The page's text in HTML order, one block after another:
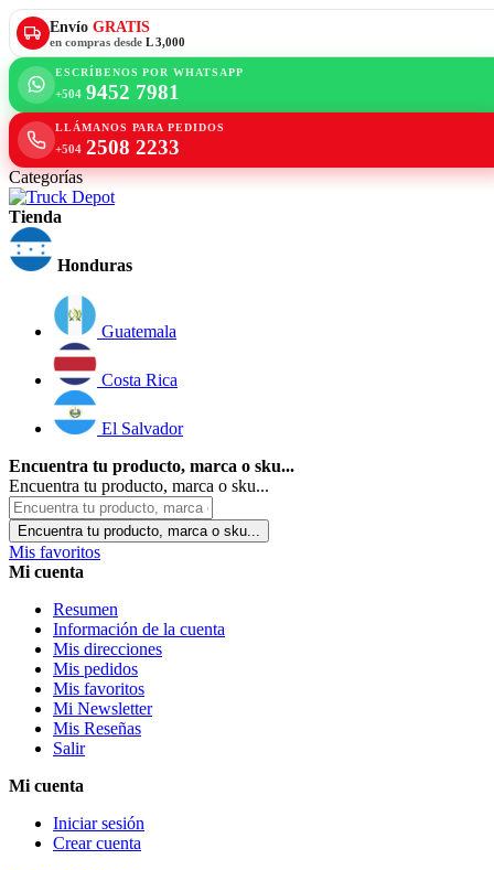
Envío GRATIS
en compras desde L 3,000
ESCRÍBENOS POR WHATSAPP
+504 9452 7981
LLÁMANOS PARA PEDIDOS
+504 2508 2233
Categorías
Tienda
Honduras
Guatemala
Costa Rica
El Salvador
Encuentra tu producto, marca o sku...
Encuentra tu producto, marca o sku...
Encuentra tu producto, marca o sku...
Mis favoritos
Mi cuenta
Resumen
Información de la cuenta
Mis direcciones
Mis pedidos
Mis favoritos
Mi Newsletter
Mis Reseñas
Salir
Mi cuenta
Iniciar sesión
Crear cuenta